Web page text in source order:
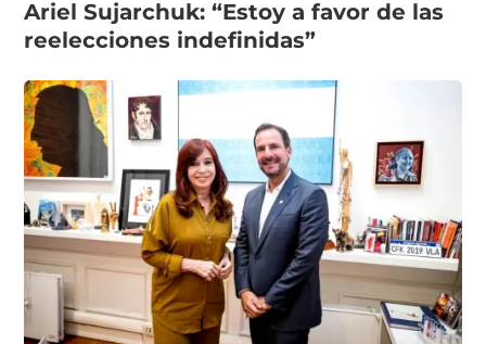
Ariel Sujarchuk: “Estoy a favor de las
reelecciones indefinidas”